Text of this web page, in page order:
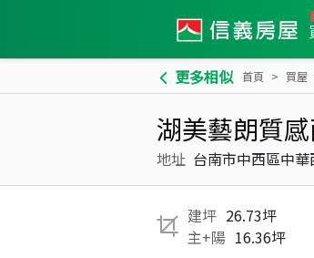
更多相似 首頁 買屋
湖美藝朗質
地址 台南市中西區中
建坪 26.73坪
主+陽 16.36坪